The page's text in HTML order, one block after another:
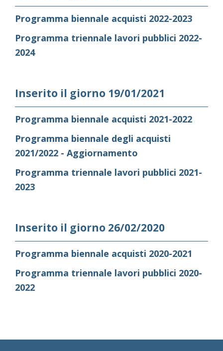
Programma biennale acquisti 2022-2023
Programma triennale lavori pubblici 2022-
2024
Inserito il giorno 19/01/2021
Programma biennale acquisti 2021-2022
Programma biennale degli acquisti
2021/2022 - Aggiornamento
Programma triennale lavori pubblici 2021-
2023
Inserito il giorno 26/02/2020
Programma biennale acquisti 2020-2021
Programma triennale lavori pubblici 2020-
2022